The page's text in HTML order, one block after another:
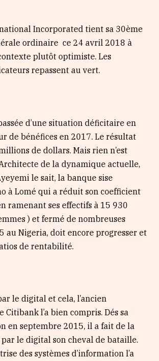
Incorporated tient sa 30ème
ordinaire ce 24 avril 2018 à
plutôt optimiste. Les
repassent au vert.
d’une situation déficitaire en
de bénéfices en 2017. Le résultat
de dollars. Mais rien n’est
de la dynamique actuelle,
le sait, la banque sise
à Lomé qui a réduit son coefficient
ramenant ses effectifs à 15 930
) et fermé de nombreuses
au Nigeria, doit encore progresser et
de rentabilité.
le digital et cela, l’ancien
Citibank l’a bien compris. Dés sa
en septembre 2015, il a fait de la
le digital son cheval de bataille.
des systèmes d’information l’a